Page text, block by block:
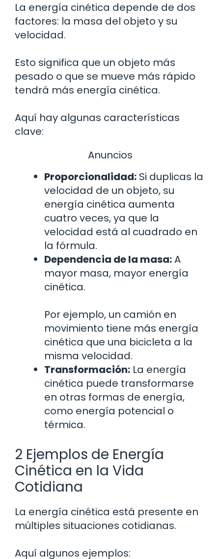
La energía cinética depende de dos
factores: la masa del objeto y su
velocidad.
Esto significa que un objeto más
pesado o que se mueve más rápido
tendrá más energía cinética.
Aquí hay algunas características
clave:
Anuncios
Proporcionalidad: Si duplicas la
velocidad de un objeto, su
energía cinética aumenta
cuatro veces, ya que la
velocidad está al cuadrado en
la fórmula.
Dependencia de la masa:A
mayor masa, mayor energía
cinética.
Por ejemplo, un camión en
movimiento tiene más energía
cinética que una bicicleta a la
misma velocidad.
Transformación: La energía
cinética puede transformarse
en otras formas de energía,
como energía potencial o
térmica.
2 Ejemplos de Energía
Cinética en la Vida
Cotidiana
La energía cinética está presente en
múltiples situaciones cotidianas.
Aquí algunos ejemplos: